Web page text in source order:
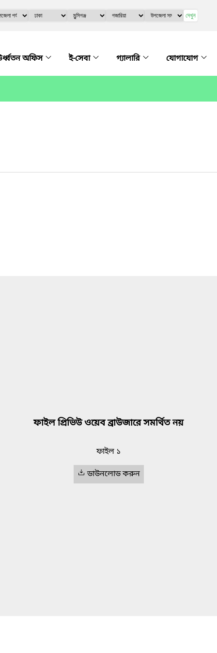
দেখুন
অফিস ই-সেবা গ্যালারি যোগাযোগ
ফাইল প্রিভিউ ওয়েব ব্রাউজারে সমর্থিত নয়
ফাইল ১
ডাউনলোড করুন